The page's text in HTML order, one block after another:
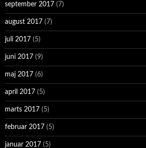
september 2017 (7)
august 2017 (7)
juli 2017 (5)
juni 2017 (9)
maj 2017 (6)
april 2017 (5)
marts 2017 (5)
februar 2017 (5)
januar 2017 (5)